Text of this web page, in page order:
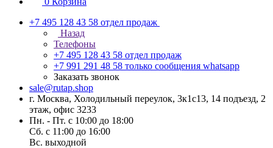
+7 495 128 43 58 отдел продаж
Назад
Телефоны
+7 495 128 43 58 отдел продаж
+7 991 291 48 58 только сообщения whatsapp
Заказать звонок
sale@rutap.shop
г. Москва, Холодильный переулок, 3к1с13, 14 подъезд, 2
этаж, офис 3233
Пн. - Пт. с 10:00 до 18:00
Сб. с 11:00 до 16:00
Вс. выходной